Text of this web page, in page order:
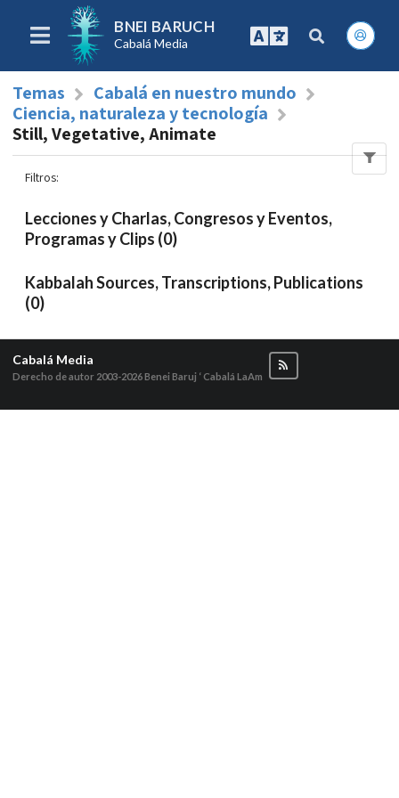
BNEI BARUCH
Cabalá Media
Temas
Cabalá en nuestro mundo
Ciencia, naturaleza y tecnología
Still, Vegetative, Animate
Filtros:
Lecciones y Charlas, Congresos y Eventos,
Programas y Clips (0)
Kabbalah Sources, Transcriptions, Publications
(0)
Cabalá Media
Derecho de autor 2003-2026Benei Baruj ‘ Cabalá LaAm